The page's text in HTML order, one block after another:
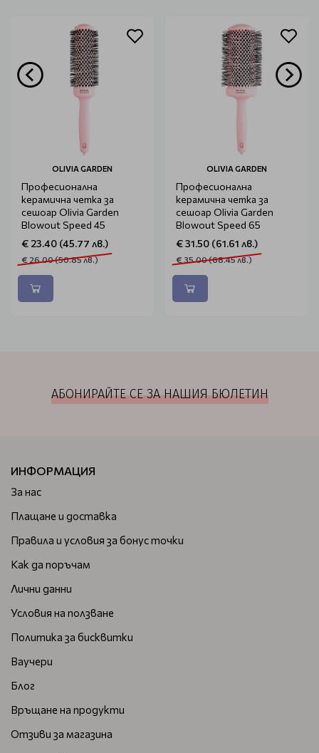
OLIVIA GARDEN
Професионална
керамична четка за
сешоар Olivia Garden
Blowout Speed 45
€ 23.40 (45.77 лв.)
€ 26.00 (50.85 лв.)
OLIVIA GARDEN
Професионална
керамична четка за
сешоар Olivia Garden
Blowout Speed 65
€ 31.50 (61.61 лв.)
€ 35.00 (68.45 лв.)
АБОНИРАЙТЕ СЕ ЗА НАШИЯ БЮЛЕТИН
ИНФОРМАЦИЯ
За нас
Плащане и доставка
Правила и условия за бонус точки
Как да поръчам
Лични данни
Условия на ползване
Политика за бисквитки
Ваучери
Блог
Връщане на продукти
Отзиви за магазина